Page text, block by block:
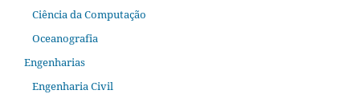
Ciência da Computação
Oceanografia
Engenharias
Engenharia Civil